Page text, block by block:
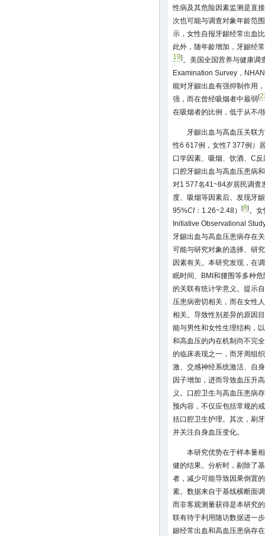
性病及其危险因素监测是直
次也可能与调查对象年龄范
示，女性自报牙龈经常出血
此外，随年龄增加，牙龈经
19]。美国全国营养与健康
Examination Survey，
能对牙龈出血有强抑制作用
强，而在曾经吸烟者中最弱[
在吸烟者的比例，低于从不/
牙龈出血与高血压关联
性6 617例，女性7 377例）
口学因素、吸烟、饮酒、C
口腔牙龈出血与高血压患病
对1 577名41~84岁居民调查
度、吸烟等因素后、发现牙
95%CI：1.26~2.48） [8]。
Initiative Observational
牙龈出血与高血压患病存在
可能与研究对象的选择、研
因素有关。本研究发现，在
眠时间、BMI和腰围等多种
的关联有统计学意义。提示
压患病密切相关，而在女性
相关。导致性别差异的原因
能与男性和女性生理结构，
和高血压的内在机制尚不完
的临床表现之一，而牙周组
激、交感神经系统激活、自
因子增加，进而导致血压升高
义。口腔卫生与高血压患病
预内容，不仅应包括常规的
括口腔卫生护理。其次，刷
并关注自身血压变化。
本研究优势在于样本量
健的结果。分析时，剔除了
者，减少可能导致因果倒置
素。数据来自于基线横断面
而非客观测量获得是本研究
联有待于利用随访数据进一
龈经常出血和高血压患病存